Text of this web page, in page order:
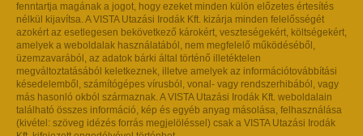
fenntartja magának a jogot, hogy ezeket minden külön előzetes értesítés
nélkül kijavítsa. A VISTA Utazási Irodák Kft. kizárja minden felelősségét
azokért az esetlegesen bekövetkező károkért, veszteségekért, költségekért,
amelyek a weboldalak használatából, nem megfelelő működéséből,
üzemzavarából, az adatok bárki által történő illetéktelen
megváltoztatásából keletkeznek, illetve amelyek az információtovábbítási
késedelemből, számítógépes vírusból, vonal- vagy rendszerhibából, vagy
más hasonló okból származnak. A VISTA Utazási Irodák Kft. weboldalain
található összes információ, kép és egyéb anyag másolása, felhasználása
(kivétel: szöveg idézés forrás megjelöléssel) csak a VISTA Utazási Irodák